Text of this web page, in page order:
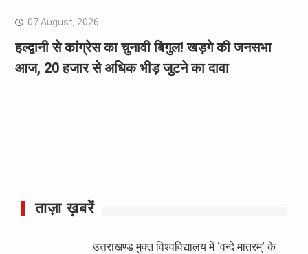
07 August, 2026
हल्द्वानी से कांग्रेस का चुनावी बिगुल! खड़गे की जनसभा
आज, 20 हजार से अधिक भीड़ जुटने का दावा
ताज़ा ख़बरें
उत्तराखण्ड मुक्त विश्वविद्यालय में ‘वन्दे मातरम्’ के